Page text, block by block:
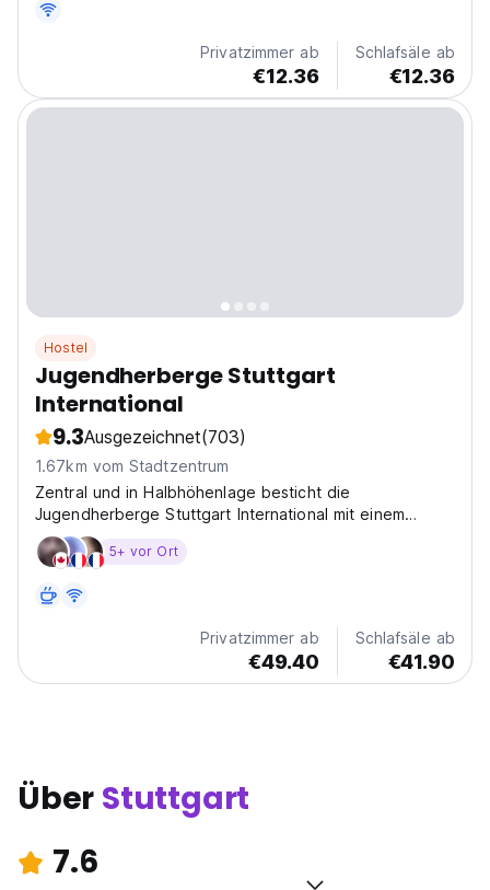
Etagenbetten...
Privatzimmer ab
€12.36
Schlafsäle ab
€12.36
Hostel
Jugendherberge Stuttgart
International
9.3Ausgezeichnet(703)
1.67km vom Stadtzentrum
Zentral und in Halbhöhenlage besticht die
Jugendherberge Stuttgart International mit einem
atemberaubenden Blick über Stuttgart. Insgesamt
umfasst die Jugendherberge 309 Betten in 94
Acht Zimmer sind...
5+ vor Ort
Privatzimmer ab
€49.40
Schlafsäle ab
€41.90
Über Stuttgart
7.6